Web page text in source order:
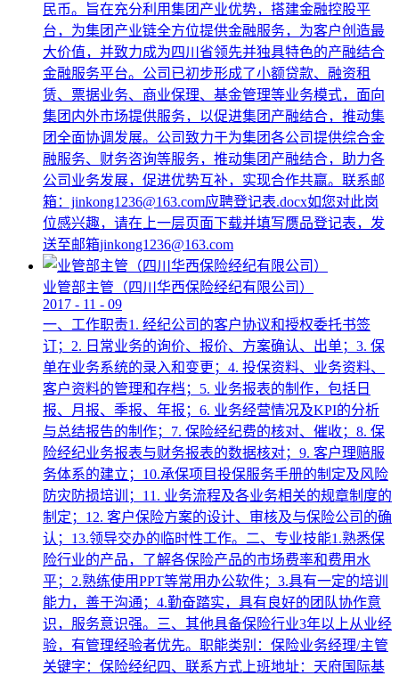
民币。旨在充分利用集团产业优势，搭建金融控股平
台，为集团产业链全方位提供金融服务，为客户创造最
大价值，并致力成为四川省领先并独具特色的产融结合
金融服务平台。公司已初步形成了小额贷款、融资租
赁、票据业务、商业保理、基金管理等业务模式，面向
集团内外市场提供服务，以促进集团产融结合，推动集
团全面协调发展。公司致力于为集团各公司提供综合金
融服务、财务咨询等服务，推动集团产融结合，助力各
公司业务发展，促进优势互补，实现合作共赢。联系邮
箱：jinkong1236@163.com应聘登记表.docx如您对此岗
位感兴趣，请在上一层页面下载并填写赝品登记表，发
送至邮箱jinkong1236@163.com
业管部主管（四川华西保险经纪有限公司）
2017 - 11 - 09
一、工作职责1. 经纪公司的客户协议和授权委托书签
订；2. 日常业务的询价、报价、方案确认、出单；3. 保
单在业务系统的录入和变更；4. 投保资料、业务资料、
客户资料的管理和存档；5. 业务报表的制作，包括日
报、月报、季报、年报；6. 业务经营情况及KPI的分析
与总结报告的制作；7. 保险经纪费的核对、催收；8. 保
险经纪业务报表与财务报表的数据核对；9. 客户理赔服
务体系的建立；10.承保项目投保服务手册的制定及风险
防灾防损培训；11. 业务流程及各业务相关的规章制度的
制定；12. 客户保险方案的设计、审核及与保险公司的确
认；13.领导交办的临时性工作。二、专业技能1.熟悉保
险行业的产品，了解各保险产品的市场费率和费用水
平；2.熟练使用PPT等常用办公软件；3.具有一定的培训
能力，善于沟通；4.勤奋踏实，具有良好的团队协作意
识，服务意识强。三、其他具备保险行业3年以上从业经
验，有管理经验者优先。职能类别：保险业务经理/主管
关键字：保险经纪四、联系方式上班地址：天府国际基